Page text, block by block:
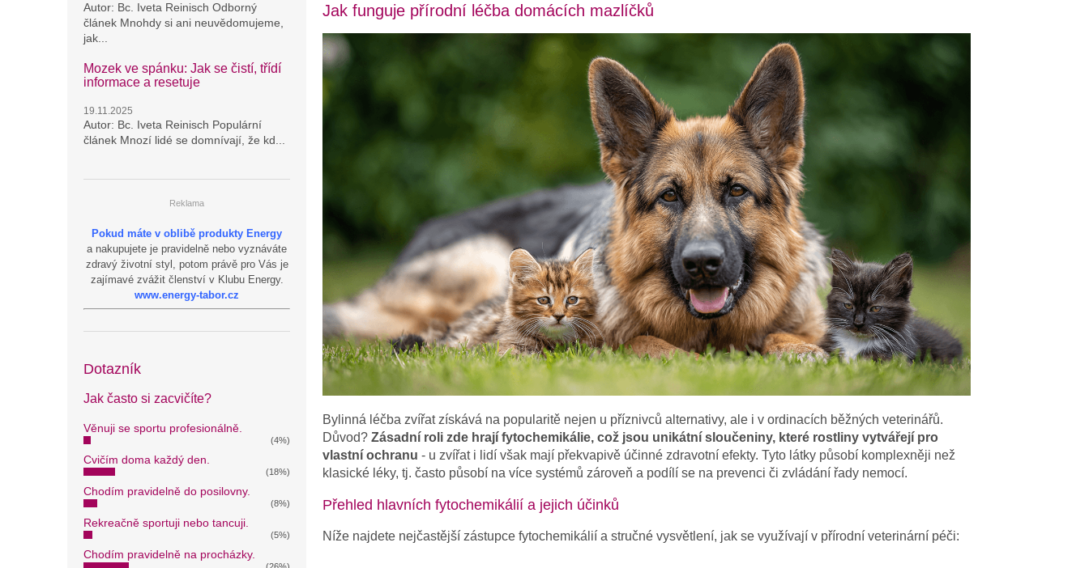
Autor: Bc. Iveta Reinisch Odborný
článek Mnohdy si ani neuvědomujeme,
jak...
Mozek ve spánku: Jak se čistí, třídí
informace a resetuje
19.11.2025
Autor: Bc. Iveta Reinisch Populární
článek Mnozí lidé se domnívají, že kd...
Reklama
Pokud máte v oblibě produkty Energy
a nakupujete je pravidelně nebo vyznáváte
zdravý životní styl, potom právě pro Vás je
zajímavé zvážit členství v Klubu Energy.
www.energy-tabor.cz
Dotazník
Jak často si zacvičíte?
Věnuji se sportu profesionálně.
(4%)
Cvičím doma každý den.
(18%)
Chodím pravidelně do posilovny.
(8%)
Rekreačně sportuji nebo tancuji.
(5%)
Chodím pravidelně na procházky.
Jak funguje přírodní léčba domácích mazlíčků
Bylinná léčba zvířat získává na popularitě nejen u příznivců alternativy, ale i v ordinacích běžných veterinářů.
Důvod? Zásadní roli zde hrají fytochemikálie, což jsou unikátní sloučeniny, které rostliny vytvářejí pro
vlastní ochranu - u zvířat i lidí však mají překvapivě účinné zdravotní efekty. Tyto látky působí komplexněji než
klasické léky, tj. často působí na více systémů zároveň a podílí se na prevenci či zvládání řady nemocí.
Přehled hlavních fytochemikálií a jejich účinků
Níže najdete nejčastější zástupce fytochemikálií a stručné vysvětlení, jak se využívají v přírodní veterinární péči: